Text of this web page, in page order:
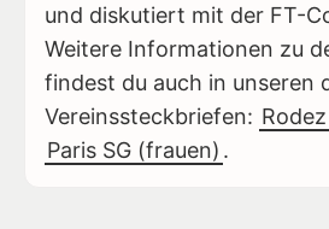
und diskutiert mit der FT-
Weitere Informationen zu
findest du auch in unseren
Vereinssteckbriefen:
Paris SG (frauen) .